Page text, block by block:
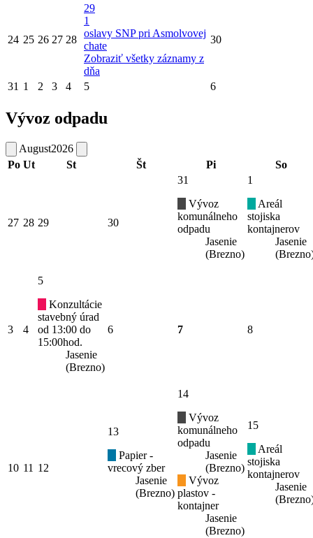
24 25 26 27 28
29
1
oslavy SNP pri Asmolvovej
chate
Zobraziť všetky záznamy z
dňa
30
31 1 2 3 4 5 6
Vývoz odpadu
August2026
Po Ut St Št Pi So
27 28 29 30
31
Vývoz
komunálneho
odpadu
Jasenie
(Brezno)
1
Areál
stojiska
kontajnerov
Jasenie
3 4
5
Konzultácie
stavebný úrad
od 13:00 do
15:00hod.
Jasenie
(Brezno)
6 7 8
10 11 12
13
Papier -
vrecový zber
Jasenie
(Brezno)
14
Vývoz
komunálneho
odpadu
Jasenie
(Brezno)
Vývoz
plastov -
kontajner
Jasenie
(Brezno)
15
Areál
stojiska
kontajnerov
Jasenie